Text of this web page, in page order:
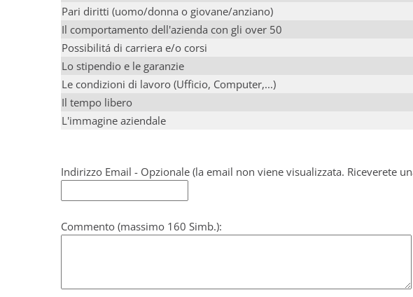
Pari diritti (uomo/donna o giovane/anziano)
Il comportamento dell'azienda con gli over 50
Possibilitá di carriera e/o corsi
Lo stipendio e le garanzie
Le condizioni di lavoro (Ufficio, Computer,...)
Il tempo libero
L'immagine aziendale
Indirizzo Email - Opzionale (la email non viene visualizzata. Riceverete
Commento (massimo 160 Simb.):